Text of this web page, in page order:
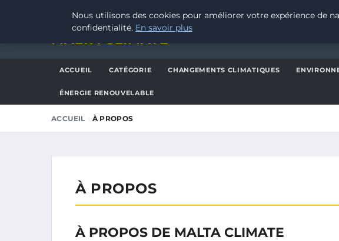
JEUDI 6 AOÛT 2026
MALTA CLIMATE
ACCUEIL CATÉGORIE CHANGEMENTS CLIMATIQUES
ÉNERGIE RENOUVELABLE
ACCUEIL › À PROPOS
À PROPOS
À PROPOS DE MALTA CLIMATE
Nous utilisons des cookies pour améliorer votre expérience de
confidentialité. En savoir plus